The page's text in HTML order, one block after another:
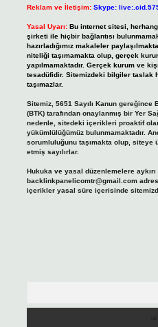
Reklam ve İletişim: Skype:
Yasal Uyarı: Bu internet sitesi,
şirketi ile hiçbir bağlantısı
hazırladığımız makaleler
niteliği taşımamakta olup, gerçek
yapılmamaktadır. Gerçek kurum ve
tesadüfidir. Sitemizdeki bilgiler taslak
taşımazlar.
Sitemiz, 5651 Sayılı Kanun
(BTK) tarafından onaylanmış bir Yer
nedenle, sitedeki içerikleri proaktif
yükümlülüğümüz bulunmamaktadır.
sorumluluğunu taşımakta olup, siteye
etmiş sayılırlar.
Hukuka ve yasal düzenlemelere
backlinkpanelicomtr@gmail.com
içerikler yasal süre içerisinde